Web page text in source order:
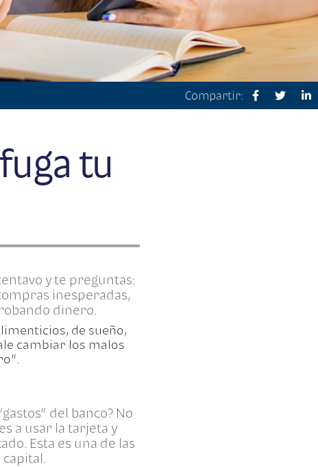
Compartir:
tu
y te preguntas:
inesperadas,
dinero.
de sueño,
cambiar los malos
del banco? No
a usar la tarjeta y
Esta es una de las